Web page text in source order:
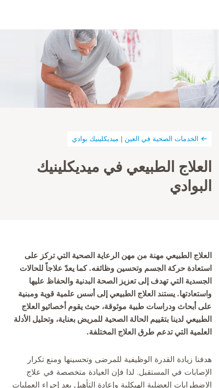
الخدمات الصحية في العين | ميديكلينيك بوادي
العلاج الطبيعي في ميديكلينيك
البوادي
العلاج الطبيعي مهنة من مهن الرعاية الصحية التي تركز على
استعادة حركة الجسم وتحسين وظائفه. كما يعدّ علاجاً للحالات
الجسدية التي تهدف إلى تعزيز الصحة البدنية والحفاظ عليها
واستعادتها. يستند العلاج الطبيعي إلى أسس علمية قوية ومبنية
على أبحاث ودراسات طبية موثوقة، حيث يقوم أخصائيو العلاج
الطبيعي لدينا بتقييم الحالة الصحية للمريض بعناية، وتحليل الأدلة
العلمية التي تدعم طرق العلاج المختلفة.
هدفنا زيادة القدرة الوظيفية للمرضى وتحسينها ومنع تكرار
الإصابات في المستقبل. لذا فإن العيادة متخصصة في علاج
الاضطرابات العضلية الهيكلية وإعادة التأهيل بعد إجراء العمليات